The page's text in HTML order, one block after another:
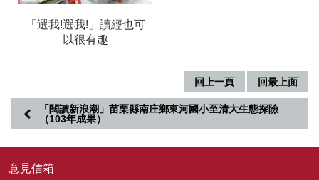
聲
「選我!選我!」讀經也可
以很有趣
回上一頁 回最上面
「閱讀新浪潮」苗栗縣南庄鄉東河國小至清大生態探險
（103年成果）
意見信箱